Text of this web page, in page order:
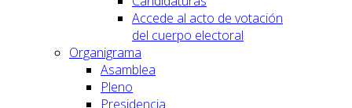
Accede al acto de votación
del cuerpo electoral
Organigrama
Asamblea
Pleno
Presidencia